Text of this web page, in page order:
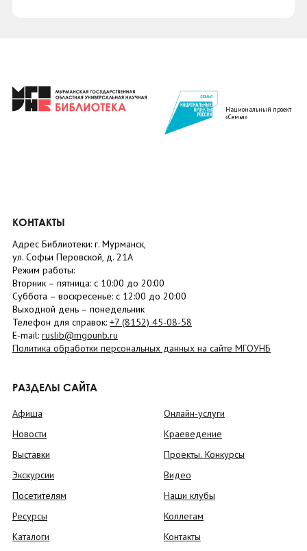
Национальный проект
«Семья»
КОНТАКТЫ
Адрес Библиотеки: г. Мурманск,
ул. Софьи Перовской, д. 21А
Режим работы:
Вторник – пятница: с 10:00 до 20:00
Суббота – воскресенье: c 12:00 до 20:00
Выходной день – понедельник
Телефон для справок: +7 (8152) 45-08-58
E-mail: ruslib@mgounb.ru
Политика обработки персональных данных на сайте МГОУНБ
РАЗДЕЛЫ САЙТА
Афиша
Новости
Выставки
Экскурсии
Посетителям
Ресурсы
Каталоги
Онлайн-услуги
Краеведение
Проекты. Конкурсы
Видео
Наши клубы
Коллегам
Контакты